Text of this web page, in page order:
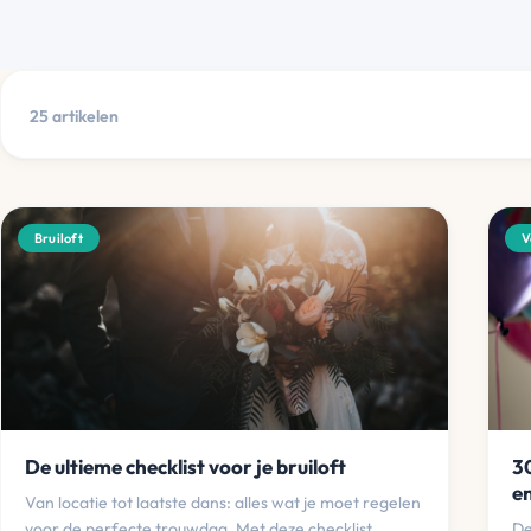
25 artikelen
Bruiloft
De ultieme checklist voor je bruiloft
Van locatie tot laatste dans: alles wat je moet regelen